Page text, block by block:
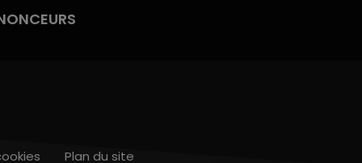
Plan du site